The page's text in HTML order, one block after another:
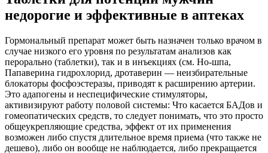
недорогие и эффективные в аптеках
Гормональный препарат может быть назначен только врачом в
случае низкого его уровня по результатам анализов как
перорально (таблетки), так и в инъекциях (см. Но-шпа,
Папаверина гидрохлорид, дротаверин — неизбирательные
блокаторы фосфоэстеразы, приводят к расширению артерии.
Это адапогены и неспецифические стимуляторы,
активизируют работу половой системы: Что касается БАДов и
гомеопатических средств, то следует понимать, что это просто
общеукрепляющие средства, эффект от их применения
возможен либо спустя длительное время приема (что также не
дешево), либо он вообще не наблюдается, либо прекращается